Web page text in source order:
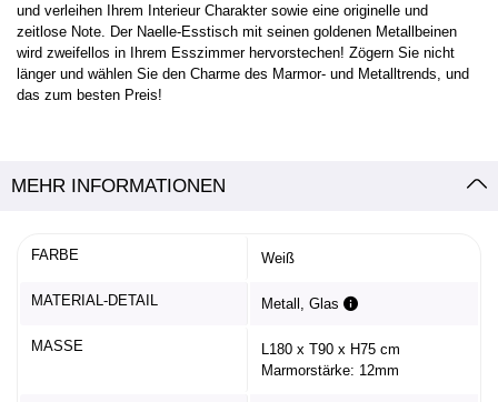
und verleihen Ihrem Interieur Charakter sowie eine originelle und
zeitlose Note. Der Naelle-Esstisch mit seinen goldenen Metallbeinen
wird zweifellos in Ihrem Esszimmer hervorstechen! Zögern Sie nicht
länger und wählen Sie den Charme des Marmor- und Metalltrends, und
das zum besten Preis!
MEHR INFORMATIONEN
FARBE Weiß
MATERIAL-DETAIL Metall, Glas
MASSE
L180 x T90 x H75 cm
Marmorstärke: 12mm